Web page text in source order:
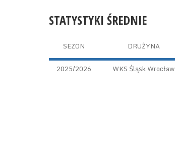
STATYSTYKI ŚREDNIE
SEZON DRUŻYNA
2025/2026 WKS Śląsk Wrocław